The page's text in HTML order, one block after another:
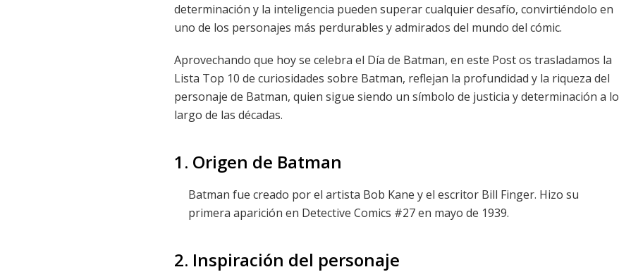
determinación y la inteligencia pueden superar cualquier desafío, convirtiéndolo en
uno de los personajes más perdurables y admirados del mundo del cómic.
Aprovechando que hoy se celebra el Día de Batman, en este Post os trasladamos la
Lista Top 10 de curiosidades sobre Batman, reflejan la profundidad y la riqueza del
personaje de Batman, quien sigue siendo un símbolo de justicia y determinación a lo
largo de las décadas.
1. Origen de Batman
Batman fue creado por el artista Bob Kane y el escritor Bill Finger. Hizo su
primera aparición en Detective Comics #27 en mayo de 1939.
2. Inspiración del personaje